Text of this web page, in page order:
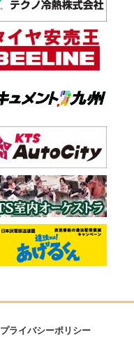
プライバシーポリシー